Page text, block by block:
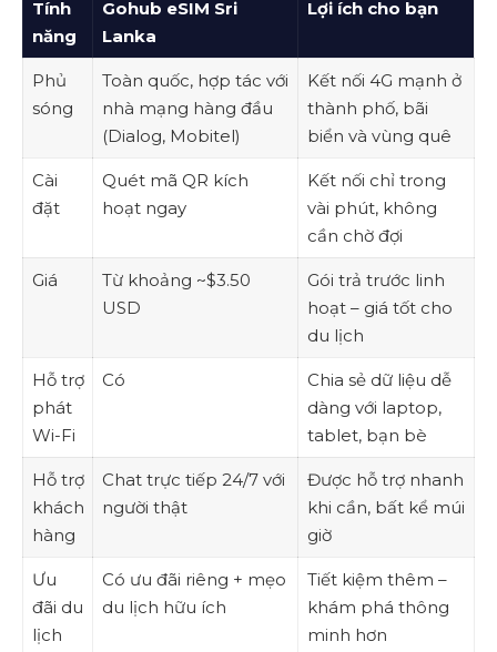
Tính
năng
Gohub eSIM Sri
Lanka
Lợi ích cho bạn
Phủ
sóng
Toàn quốc, hợp tác với
nhà mạng hàng đầu
(Dialog, Mobitel)
Kết nối 4G mạnh ở
thành phố, bãi
biển và vùng quê
Cài
đặt
Quét mã QR kích
hoạt ngay
Kết nối chỉ trong
vài phút, không
cần chờ đợi
Giá
Từ khoảng ~$3.50
USD
Gói trả trước linh
hoạt – giá tốt cho
du lịch
Hỗ trợ
phát
Wi-Fi
Có
Chia sẻ dữ liệu dễ
dàng với laptop,
tablet, bạn bè
Hỗ trợ
khách
hàng
Chat trực tiếp 24/7 với
người thật
Được hỗ trợ nhanh
khi cần, bất kể múi
giờ
Ưu
đãi du
lịch
Có ưu đãi riêng + mẹo
du lịch hữu ích
Tiết kiệm thêm –
khám phá thông
minh hơn